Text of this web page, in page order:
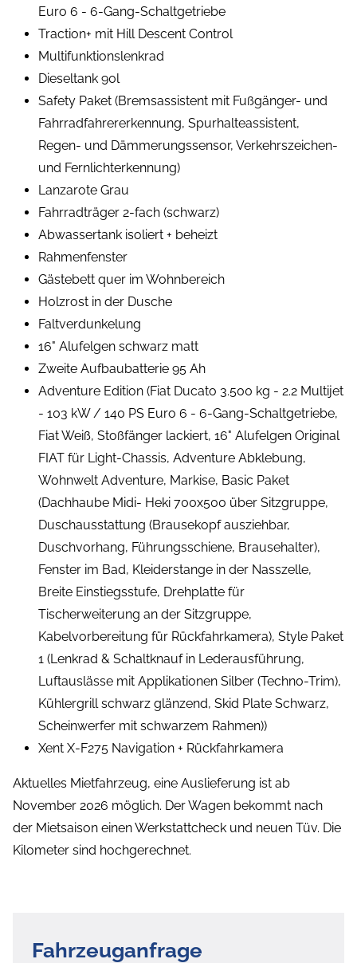
Euro 6 - 6-Gang-Schaltgetriebe
Traction+ mit Hill Descent Control
Multifunktionslenkrad
Dieseltank 90l
Safety Paket (Bremsassistent mit Fußgänger- und
Fahrradfahrererkennung, Spurhalteassistent,
Regen- und Dämmerungssensor, Verkehrszeichen-
und Fernlichterkennung)
Lanzarote Grau
Fahrradträger 2-fach (schwarz)
Abwassertank isoliert + beheizt
Rahmenfenster
Gästebett quer im Wohnbereich
Holzrost in der Dusche
Faltverdunkelung
16" Alufelgen schwarz matt
Zweite Aufbaubatterie 95 Ah
Adventure Edition (Fiat Ducato 3.500 kg - 2.2 Multijet
- 103 kW / 140 PS Euro 6 - 6-Gang-Schaltgetriebe,
Fiat Weiß, Stoßfänger lackiert, 16" Alufelgen Original
FIAT für Light-Chassis, Adventure Abklebung,
Wohnwelt Adventure, Markise, Basic Paket
(Dachhaube Midi- Heki 700x500 über Sitzgruppe,
Duschausstattung (Brausekopf ausziehbar,
Duschvorhang, Führungsschiene, Brausehalter),
Fenster im Bad, Kleiderstange in der Nasszelle,
Breite Einstiegsstufe, Drehplatte für
Tischerweiterung an der Sitzgruppe,
Kabelvorbereitung für Rückfahrkamera), Style Paket
1 (Lenkrad & Schaltknauf in Lederausführung,
Luftauslässe mit Applikationen Silber (Techno-Trim),
Kühlergrill schwarz glänzend, Skid Plate Schwarz,
Scheinwerfer mit schwarzem Rahmen))
Xent X-F275 Navigation + Rückfahrkamera
Aktuelles Mietfahrzeug, eine Auslieferung ist ab
November 2026 möglich. Der Wagen bekommt nach
der Mietsaison einen Werkstattcheck und neuen Tüv. Die
Kilometer sind hochgerechnet.
Fahrzeuganfrage